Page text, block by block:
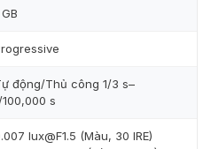
GB
động/Thủ công 1/3 s–
100,000 s
lux@F1.5 (Màu, 30 IRE)